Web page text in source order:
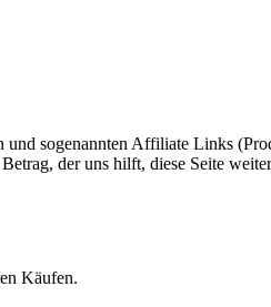
und sogenannten Affiliate Links
der uns hilft, diese Seite
Käufen.